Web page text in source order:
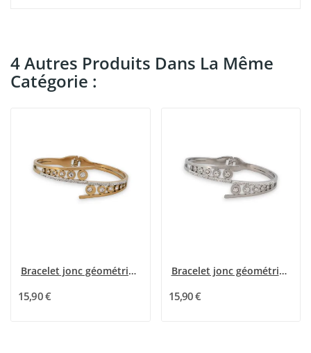
4 Autres Produits Dans La Même
Catégorie :
Bracelet jonc géométrique doré et strass
15,90 €
Bracelet jonc géométrique argenté et strass
15,90 €